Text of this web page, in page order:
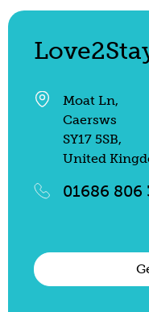
Moat Ln,
Caersws
SY17 5SB,
United
01686 806